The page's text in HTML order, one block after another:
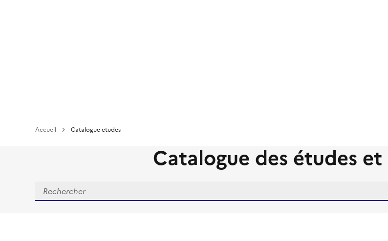
Accueil Catalogue etudes
Catalogue des études